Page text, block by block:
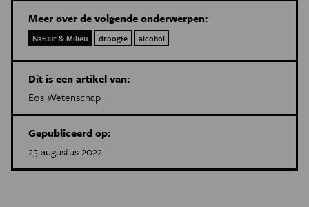
Meer over de volgende onderwerpen:
Natuur & Milieu droogte alcohol
Dit is een artikel van:
Eos Wetenschap
Gepubliceerd op:
25 augustus 2022